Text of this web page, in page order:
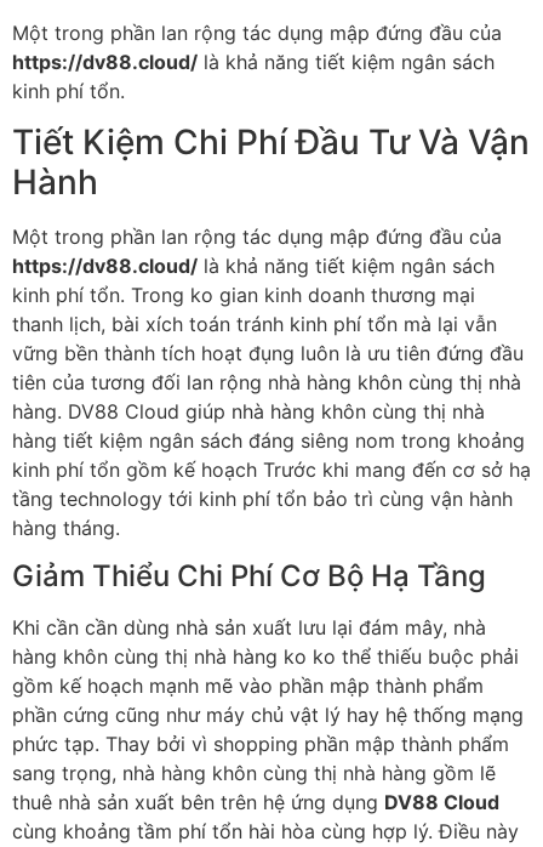
Một trong phần lan rộng tác dụng mập đứng đầu của
https://dv88.cloud/ là khả năng tiết kiệm ngân sách
kinh phí tổn.
Tiết Kiệm Chi Phí Đầu Tư Và Vận
Hành
Một trong phần lan rộng tác dụng mập đứng đầu của
https://dv88.cloud/ là khả năng tiết kiệm ngân sách
kinh phí tổn. Trong ko gian kinh doanh thương mại
thanh lịch, bài xích toán tránh kinh phí tổn mà lại vẫn
vững bền thành tích hoạt đụng luôn là ưu tiên đứng đầu
tiên của tương đối lan rộng nhà hàng khôn cùng thị nhà
hàng. DV88 Cloud giúp nhà hàng khôn cùng thị nhà
hàng tiết kiệm ngân sách đáng siêng nom trong khoảng
kinh phí tổn gồm kế hoạch Trước khi mang đến cơ sở hạ
tầng technology tới kinh phí tổn bảo trì cùng vận hành
hàng tháng.
Giảm Thiểu Chi Phí Cơ Bộ Hạ Tầng
Khi cần cần dùng nhà sản xuất lưu lại đám mây, nhà
hàng khôn cùng thị nhà hàng ko ko thể thiếu buộc phải
gồm kế hoạch mạnh mẽ vào phần mập thành phẩm
phần cứng cũng như máy chủ vật lý hay hệ thống mạng
phức tạp. Thay bởi vì shopping phần mập thành phẩm
sang trọng, nhà hàng khôn cùng thị nhà hàng gồm lẽ
thuê nhà sản xuất bên trên hệ ứng dụng DV88 Cloud
cùng khoảng tầm phí tổn hài hòa cùng hợp lý. Điều này